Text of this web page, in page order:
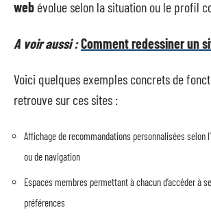
web évolue selon la situation ou le profil
A voir aussi :Comment redessiner un
Voici quelques exemples concrets de
retrouve sur ces sites :
Affichage de recommandations personnalisées selon
ou de navigation
Espaces membres permettant à chacun d’accéder à
préférences